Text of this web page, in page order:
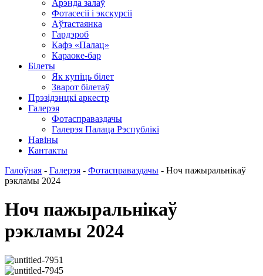
Арэнда залаў
Фотасесіі і экскурсіі
Аўтастаянка
Гардэроб
Кафэ «Палац»
Караоке-бар
Білеты
Як купіць білет
Зварот білетаў
Прэзідэнцкі аркестр
Галерэя
Фотасправаздачы
Галерэя Палаца Рэспублікі
Навіны
Кантакты
Галоўная - Галерэя - Фотасправаздачы - Ноч пажыральнікаў
рэкламы 2024
Ноч пажыральнікаў
рэкламы 2024